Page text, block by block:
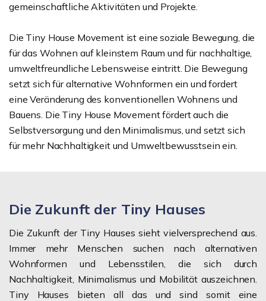
gemeinschaftliche Aktivitäten und Projekte.
Die Tiny House Movement ist eine soziale Bewegung, die
für das Wohnen auf kleinstem Raum und für nachhaltige,
umweltfreundliche Lebensweise eintritt. Die Bewegung
setzt sich für alternative Wohnformen ein und fordert
eine Veränderung des konventionellen Wohnens und
Bauens. Die Tiny House Movement fördert auch die
Selbstversorgung und den Minimalismus, und setzt sich
für mehr Nachhaltigkeit und Umweltbewusstsein ein.
Die Zukunft der Tiny Hauses
Die Zukunft der Tiny Hauses sieht vielversprechend aus.
Immer mehr Menschen suchen nach alternativen
Wohnformen und Lebensstilen, die sich durch
Nachhaltigkeit, Minimalismus und Mobilität auszeichnen.
Tiny Hauses bieten all das und sind somit eine